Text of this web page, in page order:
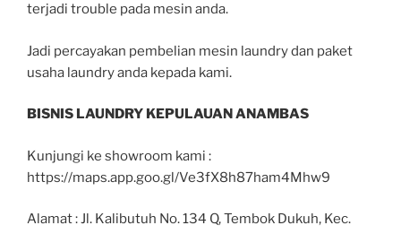
terjadi trouble pada mesin anda.
Jadi percayakan pembelian mesin laundry dan paket
usaha laundry anda kepada kami.
BISNIS LAUNDRY KEPULAUAN ANAMBAS
Kunjungi ke showroom kami :
https://maps.app.goo.gl/Ve3fX8h87ham4Mhw9
Alamat : Jl. Kalibutuh No. 134 Q, Tembok Dukuh, Kec.